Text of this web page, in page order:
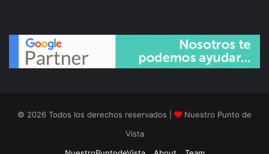
© 2026 Todos los derechos reservados |
Nuestro Punto de
Vista